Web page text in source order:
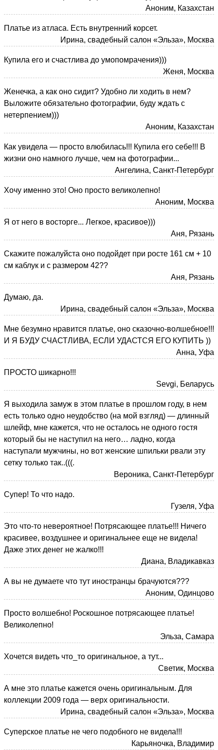
Аноним, Казахстан
Платье из атласа. Есть внутренний корсет.
Ирина, свадебный салон «Эльза», Москва
Купила его и счастлива до умопомрачения)))
Женя, Москва
Женечка, а как оно сидит? Удобно ли ходить в нем?
Выложите обязательно фотографии, буду ждать с
нетерпением)))
Аноним, Казахстан
Как увидела — просто влюбилась!!! Купила его себе!!! В
жизни оно намного лучше, чем на фотографии...
Ангелина, Санкт-Петербург
Хочу именно это! Оно просто великолепно!
Аноним, Москва
Я от него в восторге... Легкое, красивое)))
Аня, Рязань
Скажите пожалуйста оно подойдет при росте 161 см + 10
см каблук и с размером 42??
Аня, Рязань
Думаю, да.
Ирина, свадебный салон «Эльза», Москва
Мне безумно нравится платье, оно сказочно-волшебное!!!
И Я БУДУ СЧАСТЛИВА, ЕСЛИ УДАСТСЯ ЕГО КУПИТЬ ))
Анна, Уфа
ПРОСТО шикарно!!!
Sevgi, Беларусь
Я выходила замуж в этом платье в прошлом году, в нем
есть только одно неудобство (на мой взгляд) — длинный
шлейф, мне кажется, что не осталось не одного гостя
который бы не наступил на него… ладно, когда
наступали мужчины, но вот женские шпильки рвали эту
сетку только так..(((.
Вероника, Санкт-Петербург
Супер! То что надо.
Гузеля, Уфа
Это что-то невероятное! Потрясающее платье!!! Ничего
красивее, воздушнее и оригинальнее еще не видела!
Даже этих денег не жалко!!!
Диана, Владикавказ
А вы не думаете что тут иностранцы брачуются???
Аноним, Одинцово
Просто волшебно! Роскошное потрясающее платье!
Великолепно!
Эльза, Самара
Хочется видеть что_то оригинальное, а тут...
Светик, Москва
А мне это платье кажется очень оригинальным. Для
коллекции 2009 года — верх оригинальности.
Ирина, свадебный салон «Эльза», Москва
Суперское платье не чего подобного не видела!!!
Карьяночка, Владимир